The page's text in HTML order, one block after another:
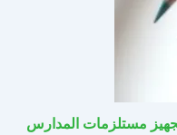
مستلزمات المدارس